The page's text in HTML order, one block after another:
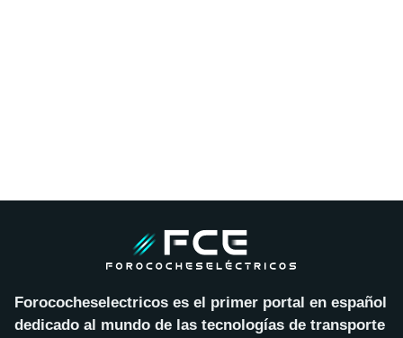
Forococheselectricos es el primer portal en español
dedicado al mundo de las tecnologías de transporte